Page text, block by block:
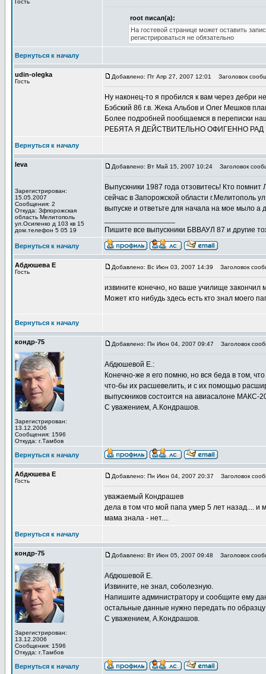
Гость
root писал(а):
На гостевой странице может оставить
регистрироваться не обязательно
Вернуться к началу
udin-olegka
Гость
Добавлено: Пт Апр 27, 2007 12:01 Заголовок
Ну наконец-то я пробился к вам через дебри
Бэбский 86 г.в. Жека Альбов и Олег Мешков
Более подробней пообщаемся в переписки
РЕБЯТА Я ДЕЙСТВИТЕЛЬНО ОФИГЕННО
Вернуться к началу
leva
Зарегистрирован:
15.05.2007
Сообщения: 2
Откуда: Зфпорожская
область Мелитополь
ул.Осипенко д 103 кв 15
дом.телефон 5 05 19
Добавлено: Вт Май 15, 2007 10:24 Заголовок
Выпускники 1987 года отзовитесь! Кто
сейчас в Запорожской области г.Мелитополь
выпуске и ответьте для начала на мое мыло а
Пишите все выпускники БВВАУЛ 87 и другие
Вернуться к началу
Абдюшева Е
Гость
Добавлено: Вс Июн 03, 2007 14:39 Заголовок
извините конечно, но ваше училище закончил
Может кто нибудь здесь есть кто знал моего
Вернуться к началу
кондр-75
Зарегистрирован:
13.12.2006
Сообщения: 1596
Откуда: г.Тамбов
Добавлено: Пн Июн 04, 2007 09:47 Заголовок
Абдюшевой Е.:
Конечно-же я его помню, но вся беда в том,
что-бы их расшевелить, и с их помощью
выпускников состоится на авиасалоне
С уважением, А.Кондрашов.
Вернуться к началу
Абдюшева Е
Гость
Добавлено: Пн Июн 04, 2007 20:37 Заголовок
уважаемый Кондрашев
дела в том что мой папа умер 5 лет назад.... и
мама знала - нет....
Вернуться к началу
кондр-75
Зарегистрирован:
13.12.2006
Сообщения: 1596
Откуда: г.Тамбов
Добавлено: Вт Июн 05, 2007 09:48 Заголовок
Абдюшевой Е.
Извините, не знал, соболезную.
Напишите администратору и сообщите ему
остальные данные нужно передать по
С уважением, А.Кондрашов.
Вернуться к началу